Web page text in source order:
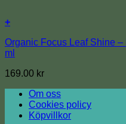
+
Organic Focus Leaf Shine
ml
169.00 kr
Om oss
Cookies policy
Köpvillkor